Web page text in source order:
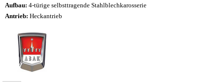
Aufbau: 4-türige selbsttragende Stahlblechkarosserie
Antrieb: Heckantrieb